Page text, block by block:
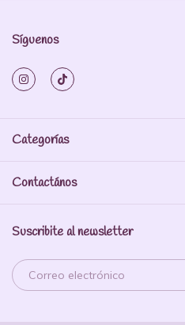
Síguenos
Categorías
Contactános
Suscribite al newsletter